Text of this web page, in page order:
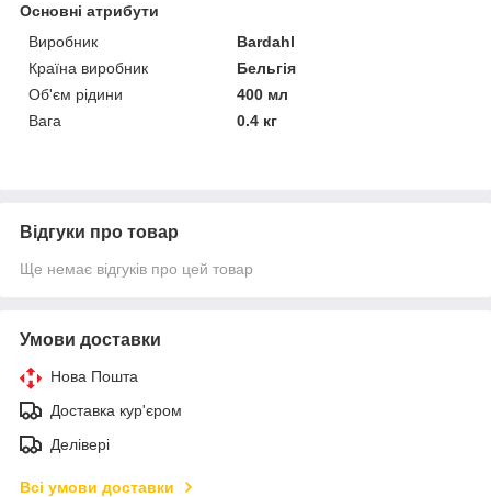
Основні атрибути
Виробник
Bardahl
Країна виробник
Бельгія
Об'єм рідини
400 мл
Вага
0.4 кг
Відгуки про товар
Ще немає відгуків про цей товар
Умови доставки
Нова Пошта
Доставка кур'єром
Делівері
Всі умови доставки